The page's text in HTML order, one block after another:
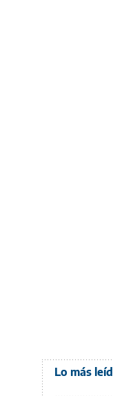
Lo más